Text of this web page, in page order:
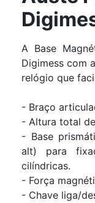
A Base
Digimess com
relógio que
- Braço
- Altura total
- Base
alt) para
cilíndricas.
- Força
- Chave liga/